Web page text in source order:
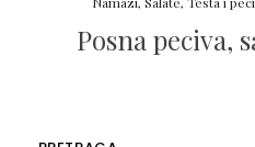
Posna peciva,